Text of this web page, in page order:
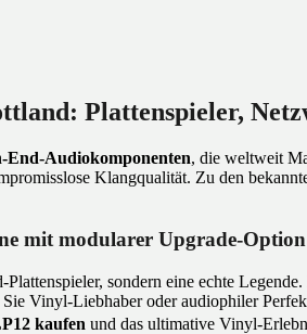
Plattenspieler,
End-Audiokomponenten, die weltweit
Klangqualität. Zu den
mit modularer Upgrade-Option
sondern eine echte
Sie Vinyl-Liebhaber oder audiophiler
kaufen und das ultimative Vinyl-